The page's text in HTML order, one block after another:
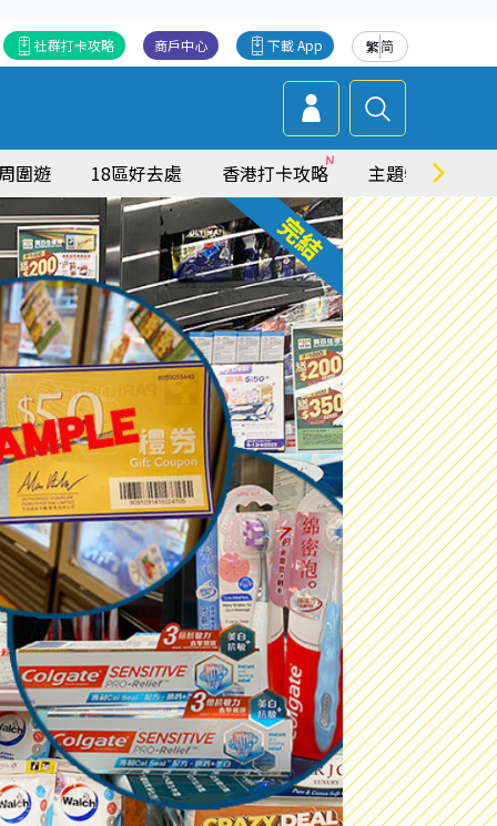
繁简
下載 App
商戶中心
社群打卡攻略
圍遊 18區好去處 香港打卡攻略 主題特集